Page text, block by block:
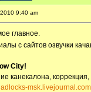
9:40 am
главное.
с сайтов озвучки
Сity!
канекалона,